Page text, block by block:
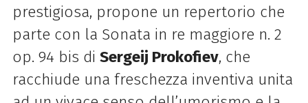
prestigiosa, propone un repertorio che
parte con la Sonata in re maggiore n. 2
op. 94 bis di Sergeij Prokofiev, che
racchiude una freschezza inventiva unita